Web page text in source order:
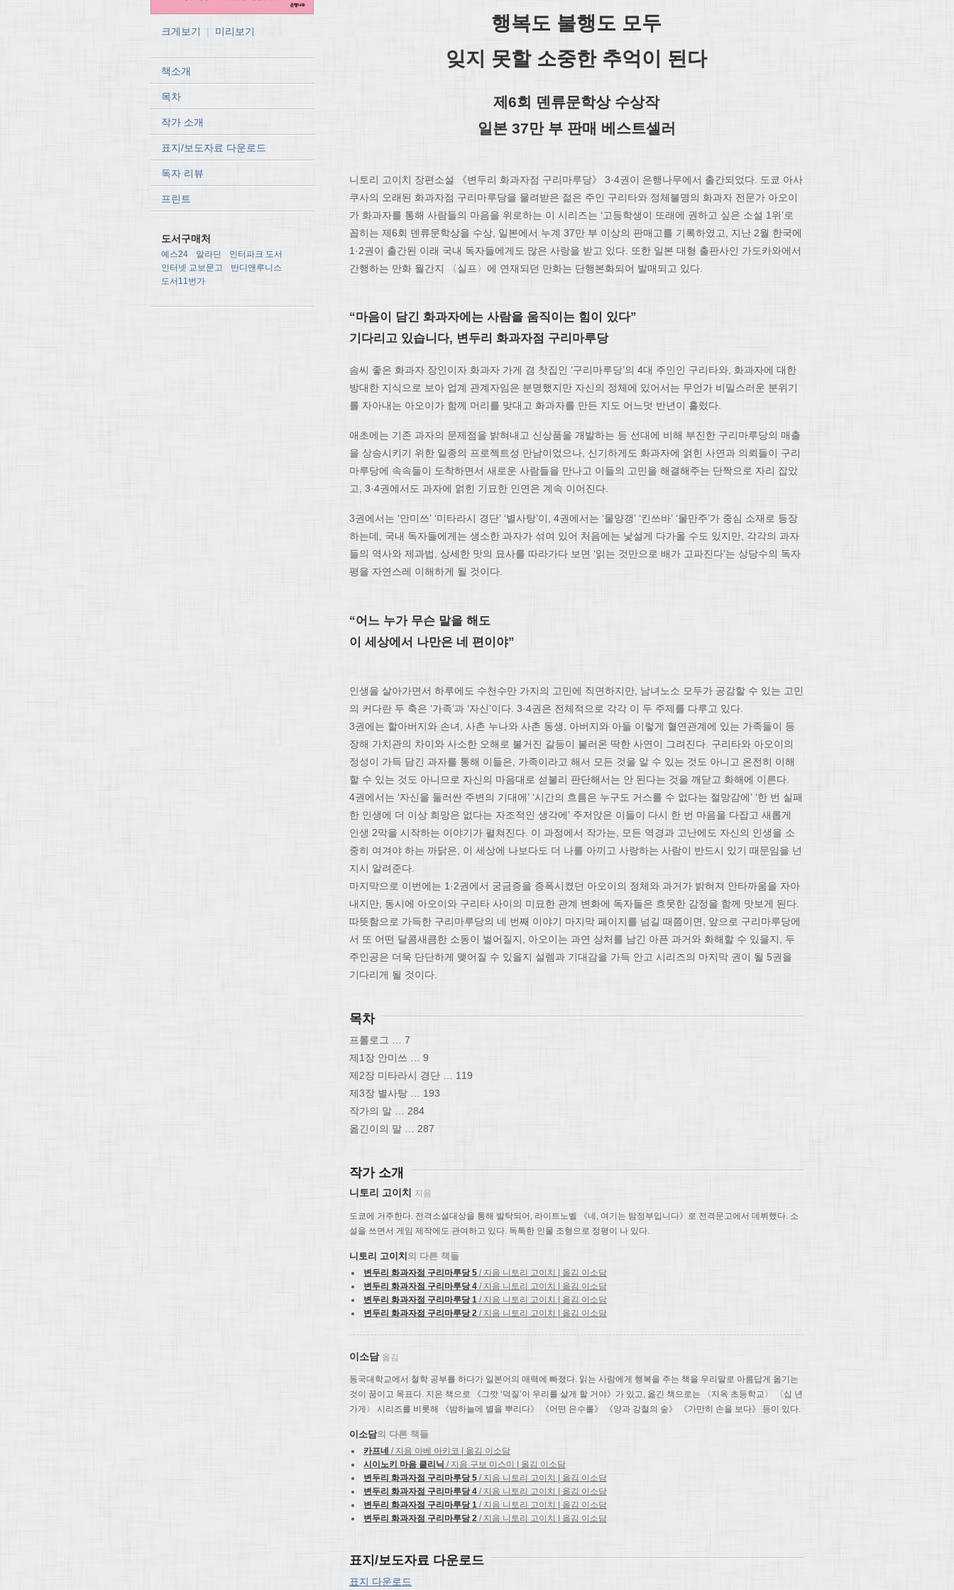
크게보기 | 미리보기
책소개
목차
작가 소개
표지/보도자료 다운로드
독자 리뷰
프린트
도서구매처
예스24 알라딘
인터파크 도서
인터넷 교보문고
반디앤루니스
도서11번가
행복도 불행도 모두
잊지 못할 소중한 추억이 된다
제 6회 덴류문학상 수상작
일본 37만 부 판매 베스트셀러
니토리 고이치 장편소설 《변두리 화과자점 구리마루당》 3·4권이 은행나무에서 출간되었다. 도쿄 아사
쿠사의 오래된 화과자점 구리마루당을 물려받은 젊은 주인 구리타와 정체불명의 화과자 전문가 아오이
가 화과자를 통해 사람들의 마음을 위로하는 이 시리즈는 ‘고등학생이 또래에 권하고 싶은 소설 1위’로
꼽히는 제6회 덴류문학상을 수상, 일본에서 누계 37만 부 이상의 판매고를 기록하였고, 지난 2월 한국에
1·2권이 출간된 이래 국내 독자들에게도 많은 사랑을 받고 있다. 또한 일본 대형 출판사인 가도카와에서
간행하는 만화 월간지 〈실프〉에 연재되던 만화는 단행본화되어 발매되고 있다.
“마음이 담긴 화과자에는 사람을 움직이는 힘이 있다”
기다리고 있습니다, 변두리 화과자점 구리마루당
솜씨 좋은 화과자 장인이자 화과자 가게 겸 찻집인 ‘구리마루당’의 4대 주인인 구리타와, 화과자에 대한
방대한 지식으로 보아 업계 관계자임은 분명했지만 자신의 정체에 있어서는 무언가 비밀스러운 분위기
를 자아내는 아오이가 함께 머리를 맞대고 화과자를 만든 지도 어느덧 반년이 흘렀다.
애초에는 기존 과자의 문제점을 밝혀내고 신상품을 개발하는 등 선대에 비해 부진한 구리마루당의 매출
을 상승시키기 위한 일종의 프로젝트성 만남이었으나, 신기하게도 화과자에 얽힌 사연과 의뢰들이 구리
마루당에 속속들이 도착하면서 새로운 사람들을 만나고 이들의 고민을 해결해주는 단짝으로 자리 잡았
고, 3·4권에서도 과자에 얽힌 기묘한 인연은 계속 이어진다.
3권에서는 ‘안미쓰’ ‘미타라시 경단’ ‘별사탕’이, 4권에서는 ‘물양갱’ ‘킨쓰바’ ‘물만주’가 중심 소재로 등장
하는데, 국내 독자들에게는 생소한 과자가 섞여 있어 처음에는 낯설게 다가올 수도 있지만, 각각의 과자
들의 역사와 제과법, 상세한 맛의 묘사를 따라가다 보면 ‘읽는 것만으로 배가 고파진다’는 상당수의 독자
평을 자연스레 이해하게 될 것이다.
“어느 누가 무슨 말을 해도
이 세상에서 나만은 네 편이야”
인생을 살아가면서 하루에도 수천수만 가지의 고민에 직면하지만, 남녀노소 모두가 공감할 수 있는 고민
의 커다란 두 축은 ‘가족’과 ‘자신’이다. 3·4권은 전체적으로 각각 이 두 주제를 다루고 있다.
3권에는 할아버지와 손녀, 사촌 누나와 사촌 동생, 아버지와 아들 이렇게 혈연관계에 있는 가족들이 등
장해 가치관의 차이와 사소한 오해로 불거진 갈등이 불러온 딱한 사연이 그려진다. 구리타와 아오이의
정성이 가득 담긴 과자를 통해 이들은, 가족이라고 해서 모든 것을 알 수 있는 것도 아니고 온전히 이해
할 수 있는 것도 아니므로 자신의 마음대로 섣불리 판단해서는 안 된다는 것을 깨닫고 화해에 이른다.
4권에서는 ‘자신을 둘러싼 주변의 기대에’ ‘시간의 흐름은 누구도 거스를 수 없다는 절망감에’ ‘한 번 실패
한 인생에 더 이상 희망은 없다는 자조적인 생각에’ 주저앉은 이들이 다시 한 번 마음을 다잡고 새롭게
인생 2막을 시작하는 이야기가 펼쳐진다. 이 과정에서 작가는, 모든 역경과 고난에도 자신의 인생을 소
중히 여겨야 하는 까닭은, 이 세상에 나보다도 더 나를 아끼고 사랑하는 사람이 반드시 있기 때문임을 넌
지시 알려준다.
마지막으로 이번에는 1·2권에서 궁금증을 증폭시켰던 아오이의 정체와 과거가 밝혀져 안타까움을 자아
내지만, 동시에 아오이와 구리타 사이의 미묘한 관계 변화에 독자들은 흐뭇한 감정을 함께 맛보게 된다.
따뜻함으로 가득한 구리마루당의 네 번째 이야기 마지막 페이지를 넘길 때쯤이면, 앞으로 구리마루당에
서 또 어떤 달콤새큼한 소동이 벌어질지, 아오이는 과연 상처를 남긴 아픈 과거와 화해할 수 있을지, 두
주인공은 더욱 단단하게 맺어질 수 있을지 설렘과 기대감을 가득 안고 시리즈의 마지막 권이 될 5권을
기다리게 될 것이다.
목차
프롤로그 … 7
제1장 안미쓰 … 9
제2장 미타라시 경단 … 119
제3장 별사탕 … 193
작가의 말 … 284
옮긴이의 말 … 287
작가 소개
니토리 고이치 지음
도쿄에 거주한다. 전격소설대상을 통해 발탁되어, 라이트노벨 《네, 여기는 탐정부입니다》로 전격문고에서 데뷔했다. 소
설을 쓰면서 게임 제작에도 관여하고 있다. 독특한 인물 조형으로 정평이 나 있다.
니토리 고이치의 다른 책들
변두리 화과자점 구리마루당 5 / 지음 니토리 고이치 | 옮김 이소담
변두리 화과자점 구리마루당 4 / 지음 니토리 고이치 | 옮김 이소담
변두리 화과자점 구리마루당 1 / 지음 니토리 고이치 | 옮김 이소담
변두리 화과자점 구리마루당 2 / 지음 니토리 고이치 | 옮김 이소담
이소담 옮김
동국대학교에서 철학 공부를 하다가 일본어의 매력에 빠졌다. 읽는 사람에게 행복을 주는 책을 우리말로 아름답게 옮기는
것이 꿈이고 목표다. 지은 책으로 《그깟 ‘덕질’이 우리를 살게 할 거야》가 있고, 옮긴 책으로는 〈지옥 초등학교〉 〈십 년
가게〉 시리즈를 비롯해 《밤하늘에 별을 뿌리다》 《어떤 은수를》 《양과 강철의 숲》 《가만히 손을 보다》 등이 있다.
이소담의 다른 책들
카프네 / 지음 아베 아키코 | 옮김 이소담
시이노키 마음 클리닉 / 지음 구보 미스미 | 옮김 이소담
변두리 화과자점 구리마루당 5 / 지음 니토리 고이치 | 옮김 이소담
변두리 화과자점 구리마루당 4 / 지음 니토리 고이치 | 옮김 이소담
변두리 화과자점 구리마루당 1 / 지음 니토리 고이치 | 옮김 이소담
변두리 화과자점 구리마루당 2 / 지음 니토리 고이치 | 옮김 이소담
표지/보도자료 다운로드
표지 다운로드